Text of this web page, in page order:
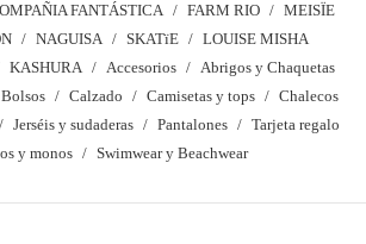
FANTÁSTICA FARM RIO
MEISÏE
NAGUISA SKATïE
LOUISE MISHA
KASHURA Accesorios
Abrigos y Chaquetas
Bolsos Calzado Camisetas y tops
Chalecos
Jerséis y sudaderas Pantalones
Tarjeta regalo
y monos
Swimwear y Beachwear